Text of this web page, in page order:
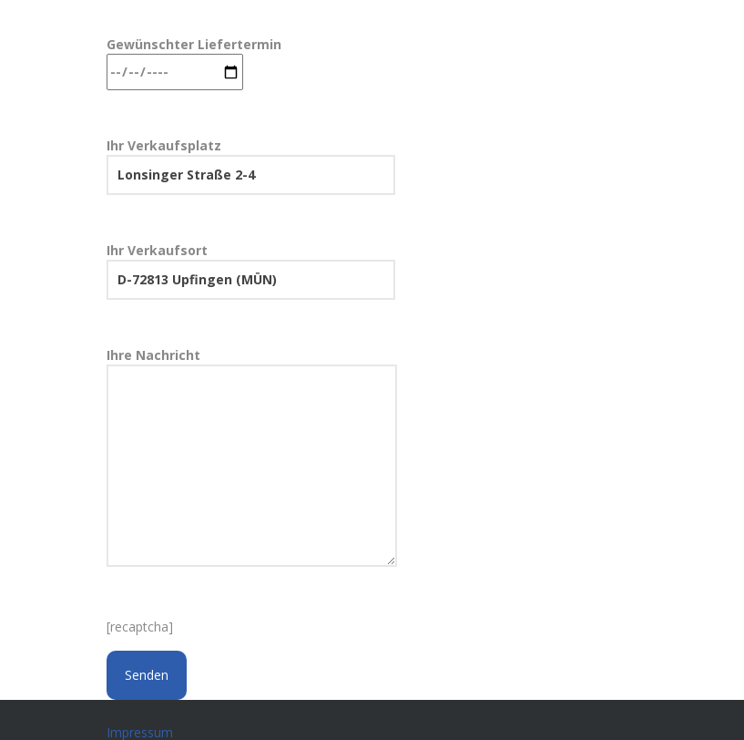
Gewünschter Liefertermin
Ihr Verkaufsplatz
Ihr Verkaufsort
Ihre Nachricht
[recaptcha]
Impressum